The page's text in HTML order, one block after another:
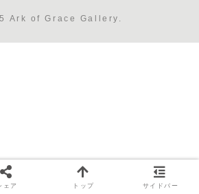
Ark of Grace Gallery.
ェア トップ サイドバー